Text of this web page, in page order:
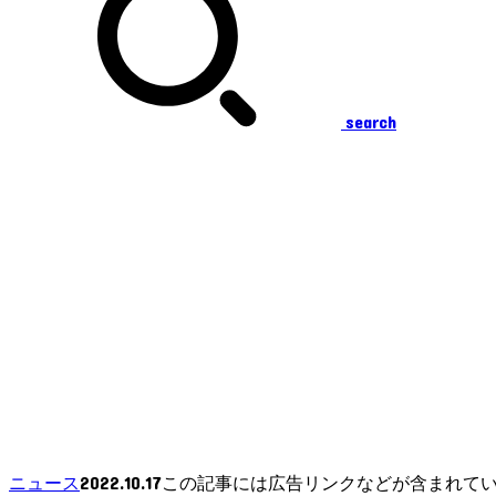
search
ニュース2022.10.17この記事には広告リンクなどが含まれて